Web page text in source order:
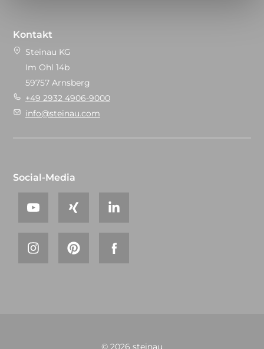
Kontakt
Steinau KG
Im Ohl 14b
59757 Arnsberg
+49 2932 4906-9000
info@steinau.com
Social-Media
© 2026 steinau